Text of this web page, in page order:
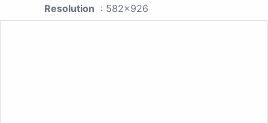
Resolution : 582x926